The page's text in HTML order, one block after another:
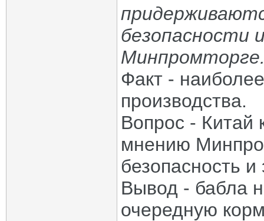
безопасности
Факт -
производства.
Вопрос - Китай
мнению
безопасность и
Вывод - бабла
очередную